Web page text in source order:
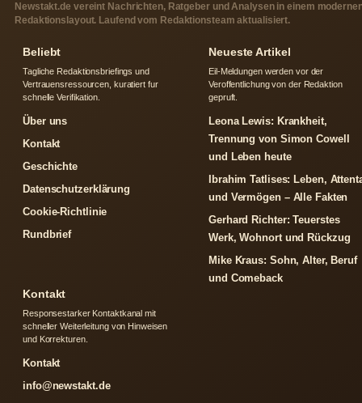
Newstakt.de vereint Nachrichten, Ratgeber und Analysen in einem
Redaktionslayout. Laufend vom Redaktionsteam aktualisiert.
Beliebt
Tagliche Redaktionsbriefings und
Vertrauensressourcen, kuratiert fur
schnelle Verifikation.
Über uns
Kontakt
Geschichte
Datenschutzerklärung
Cookie-Richtlinie
Rundbrief
Neueste Artikel
Eil-Meldungen werden vor der
Veroffentlichung von der Redaktion
gepruft.
Leona Lewis: Krankheit,
Trennung von Simon Cowell
und Leben heute
Ibrahim Tatlises: Leben,
und Vermögen – Alle Fakten
Gerhard Richter: Teuerstes
Werk, Wohnort und Rückzug
Mike Kraus: Sohn, Alter, Beruf
und Comeback
Kontakt
Responsestarker Kontaktkanal mit
schneller Weiterleitung von Hinweisen
und Korrekturen.
Kontakt
info@newstakt.de